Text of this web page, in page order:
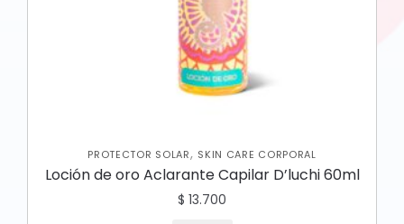
PROTECTOR SOLAR, SKIN CARE CORPORAL
Loción de oro Aclarante Capilar D’luchi 60ml
$ 13.700